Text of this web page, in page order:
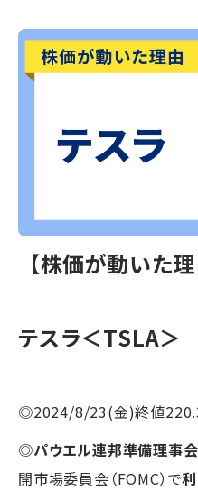
【株価が動いた
テスラ＜TSLA＞
◎2024/8/23(金)終値
◎パウエル連邦準備理事会
開市場委員会（FOMC）で